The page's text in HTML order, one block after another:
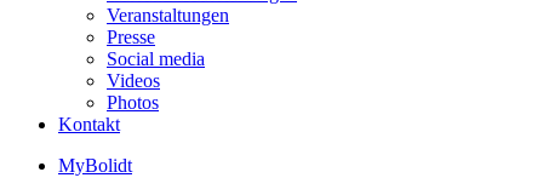
Veranstaltungen
Presse
Social media
Videos
Photos
Kontakt
MyBolidt